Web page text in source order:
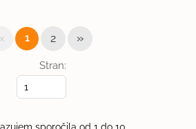
Stran:
1 2 »
sporočila od 1 do 10